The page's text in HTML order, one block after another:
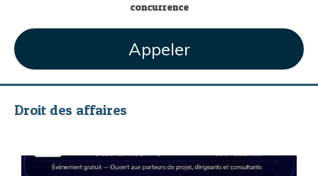
concurrence
Appeler
Droit des affaires